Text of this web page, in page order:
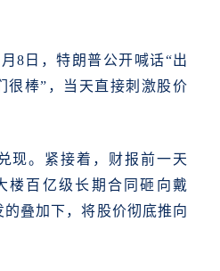
8日，特朗普公开喊话“出
很棒”，当天直接刺激股价
现。 紧接着，财报前一天
楼百亿级长期合同砸向戴
叠加下，将股价彻底推向